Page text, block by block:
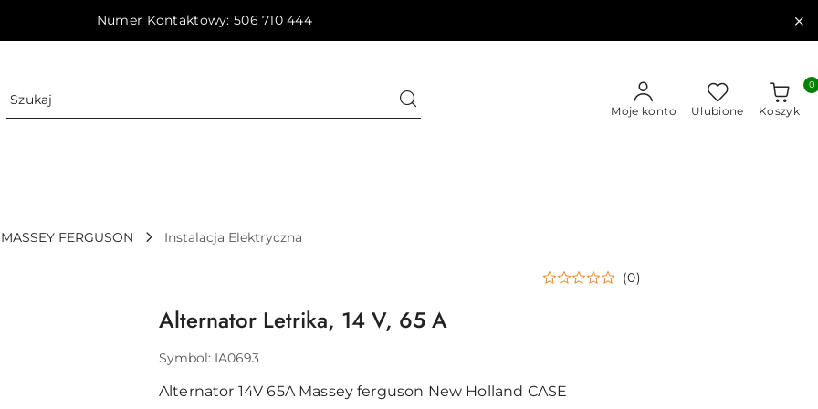
Numer Kontaktowy: 506 710 444
Moje konto Ulubione Koszyk
0
MASSEY FERGUSON Instalacja Elektryczna
(0)
Alternator Letrika, 14 V, 65 A
Symbol: IA0693
Alternator 14V 65A Massey ferguson New Holland CASE